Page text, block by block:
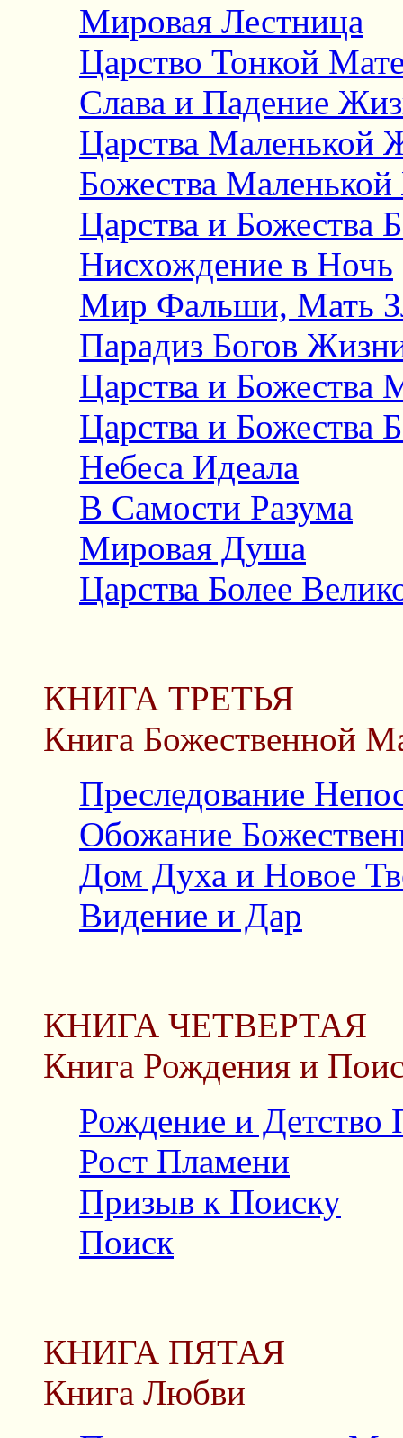
Мировая Лестница
Царство Тонкой
Слава и Падение
Царства Маленькой
Божества
Царства и Божества
Нисхождение в Ночь
Мир Фальши, Мать
Парадиз Богов
Царства и Божества
Царства и Божества
Небеса Идеала
В Самости Разума
Мировая Душа
Царства Более
КНИГА ТРЕТЬЯ
Книга Божественной
Преследование
Обожание
Дом Духа и Новое
Видение и Дар
КНИГА ЧЕТВЕРТАЯ
Книга Рождения и
Рождение и Детство
Рост Пламени
Призыв к Поиску
Поиск
КНИГА ПЯТАЯ
Книга Любви